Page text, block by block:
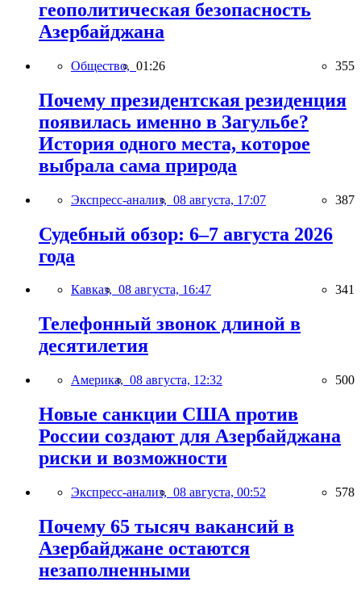
геополитическая безопасность
Азербайджана
Общество, 01:26 355
Почему президентская резиденция
появилась именно в Загульбе?
История одного места, которое
выбрала сама природа
Экспресс-анализ, 08 августа, 17:07 387
Судебный обзор: 6–7 августа 2026
года
Кавказ, 08 августа, 16:47 341
Телефонный звонок длиной в
десятилетия
Америка, 08 августа, 12:32 500
Новые санкции США против
России создают для Азербайджана
риски и возможности
Экспресс-анализ, 08 августа, 00:52 578
Почему 65 тысяч вакансий в
Азербайджане остаются
незаполненными